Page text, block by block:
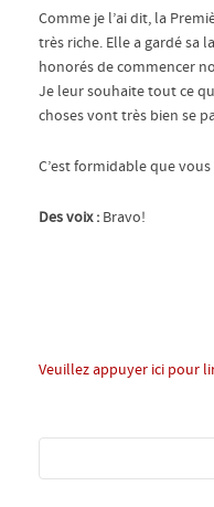
Comme je l’ai dit, la
très riche. Elle a gardé sa
honorés de commencer
Je leur souhaite tout ce
choses vont très bien se
C’est formidable que
Des voix : Bravo!
Veuillez appuyer ici pour